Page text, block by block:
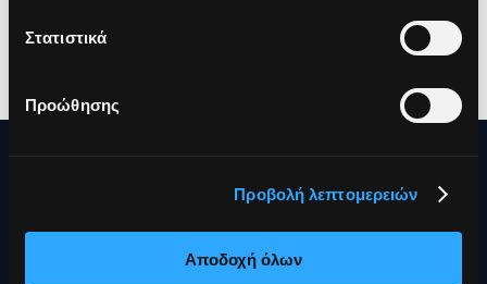
Στατιστικά
Προώθησης
Προβολή λεπτομερειών
Αποδοχή όλων
Athens – Greece
info@active.gr